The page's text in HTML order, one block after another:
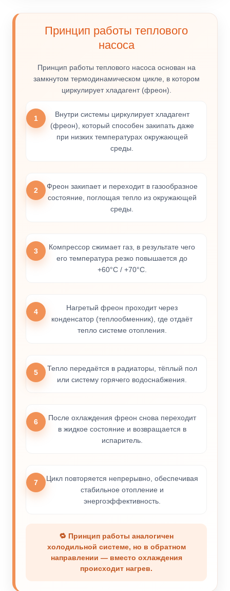
Принцип работы теплового
насоса
Принцип работы теплового насоса основан на
замкнутом термодинамическом цикле, в котором
циркулирует хладагент (фреон).
1
Внутри системы циркулирует хладагент
(фреон), который способен закипать даже
при низких температурах окружающей
среды.
2
Фреон закипает и переходит в газообразное
состояние, поглощая тепло из окружающей
среды.
3
Компрессор сжимает газ, в результате чего
его температура резко повышается до
+60°C / +70°C.
4
Нагретый фреон проходит через
конденсатор (теплообменник), где отдаёт
тепло системе отопления.
5
Тепло передаётся в радиаторы, тёплый пол
или систему горячего водоснабжения.
6
После охлаждения фреон снова переходит
в жидкое состояние и возвращается в
испаритель.
7
Цикл повторяется непрерывно, обеспечивая
стабильное отопление и
энергоэффективность.
🔁 Принцип работы аналогичен
холодильной системе, но в обратном
направлении — вместо охлаждения
происходит нагрев.